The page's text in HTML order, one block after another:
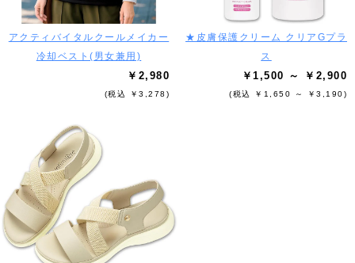
アクティバイタルクールメイカー
冷却ベスト(男女兼用)
￥2,980
(税込 ￥3,278)
★皮膚保護クリーム クリアGプラ
ス
￥1,500 ～ ￥2,900
(税込 ￥1,650 ～ ￥3,190)